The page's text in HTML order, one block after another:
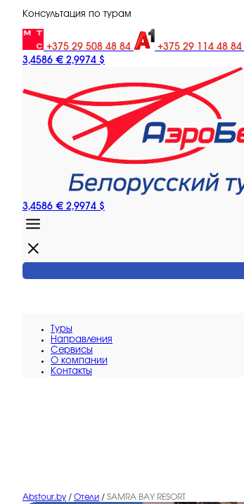
Консультация по турам
+375 29 508 48 84 +375 29 114 48 84
3,4586 € 2,9974 $
3,4586 € 2,9974 $
Туры
Направления
Сервисы
O компании
Контакты
Abstour.by / Отели / SAMRA BAY RESORT